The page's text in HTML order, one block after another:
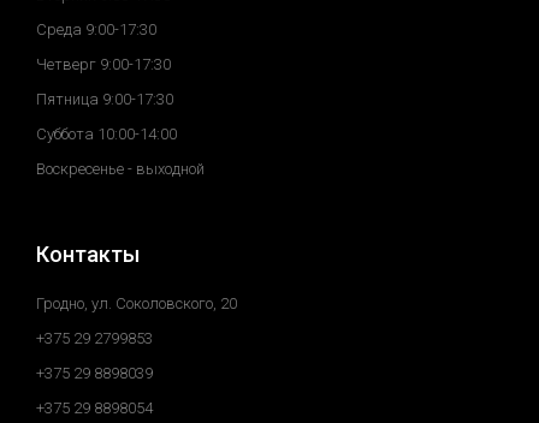
Среда 9:00-17:30
Четверг 9:00-17:30
Пятница 9:00-17:30
Суббота 10:00-14:00
Воскресенье - выходной
Контакты
Гродно, ул. Соколовского, 20
+375 29 2799853
+375 29 8898039
+375 29 8898054